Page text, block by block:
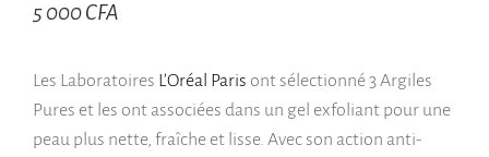
5 000CFA
Les Laboratoires L’Oréal Paris ont sélectionné 3 Argiles
Pures et les ont associées dans un gel exfoliant pour une
peau plus nette, fraîche et lisse. Avec son action anti-